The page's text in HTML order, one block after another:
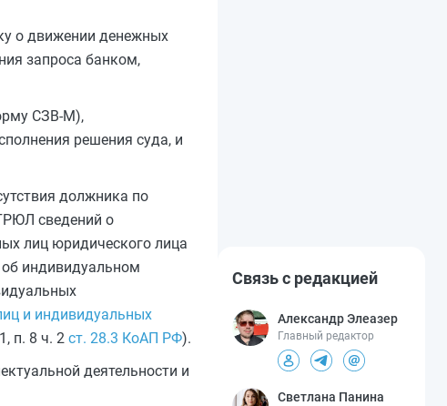
о движении денежных
запроса банком,
СЗВ-М),
решения суда, и
должника по
сведений о
лиц юридического лица
об индивидуальном
и индивидуальных
п. 8 ч. 2 ст. 28.3 КоАП РФ).
деятельности и
Связь с редакцией
Александр Элеазер
Главный редактор
Светлана Панина